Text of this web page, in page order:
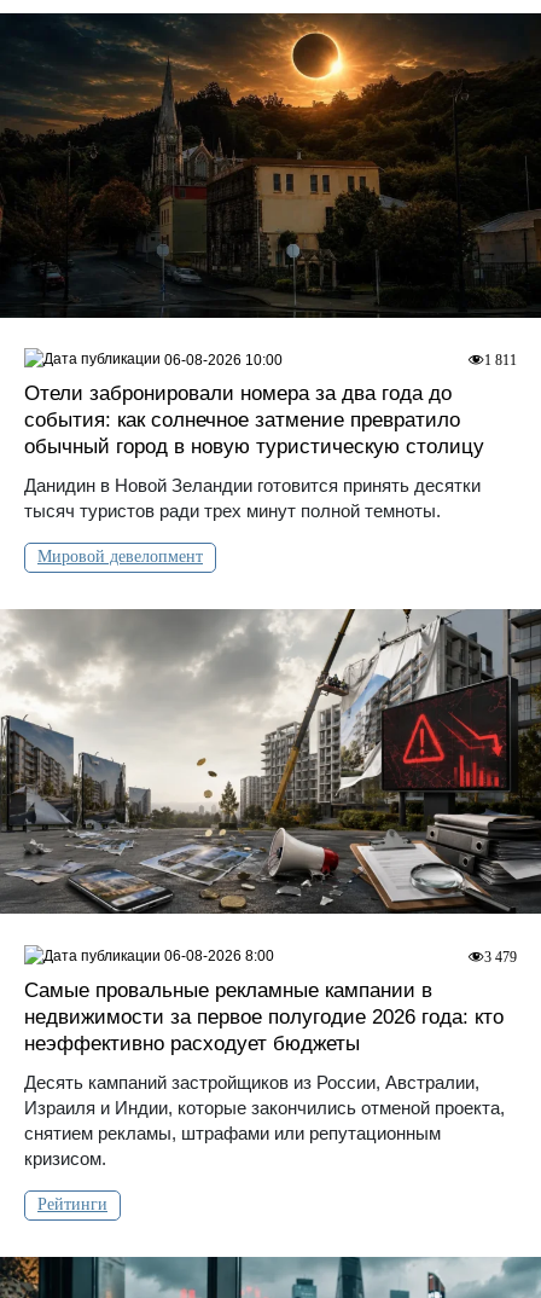
Отели забронировали номера за два года до
события: как солнечное затмение превратило
обычный город в новую туристическую столицу
Данидин в Новой Зеландии готовится принять десятки
тысяч туристов ради трех минут полной темноты.
Мировой девелопмент
1 811
06-08-2026 10:00
Самые провальные рекламные кампании в
недвижимости за первое полугодие 2026 года: кто
неэффективно расходует бюджеты
Десять кампаний застройщиков из России, Австралии,
Израиля и Индии, которые закончились отменой проекта,
снятием рекламы, штрафами или репутационным
кризисом.
Рейтинги
3 479
06-08-2026 8:00